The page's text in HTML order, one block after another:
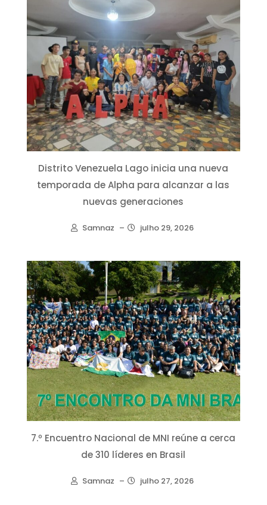
Distrito Venezuela Lago inicia una nueva
temporada de Alpha para alcanzar a las
nuevas generaciones
Samnaz – julho 29, 2026
7.º Encuentro Nacional de MNI reúne a cerca
de 310 líderes en Brasil
Samnaz – julho 27, 2026